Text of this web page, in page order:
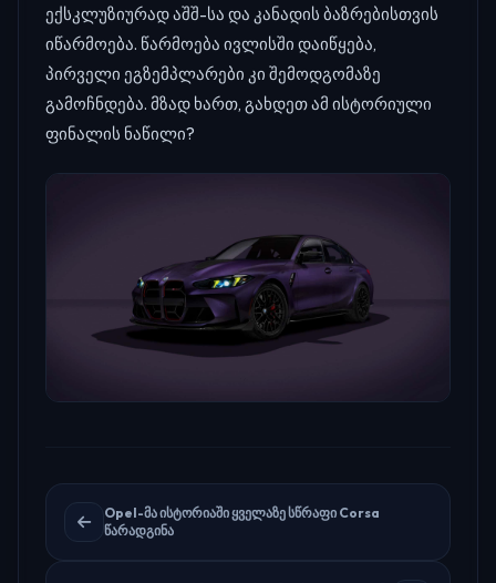
ექსკლუზიურად აშშ-სა და კანადის ბაზრებისთვის
იწარმოება. წარმოება ივლისში დაიწყება,
პირველი ეგზემპლარები კი შემოდგომაზე
გამოჩნდება. მზად ხართ, გახდეთ ამ ისტორიული
ფინალის ნაწილი?
Opel-მა ისტორიაში ყველაზე სწრაფი Corsa
წარადგინა